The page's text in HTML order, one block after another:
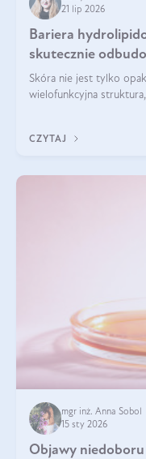
21 lip 2026
Bariera
skutecznie
Skóra nie jest tylko
wielofunkcyjna
bariera hydrolipidowa.
CZYTAJ
mgr inż. Anna Sobol
15 sty 2026
Objawy niedoboru